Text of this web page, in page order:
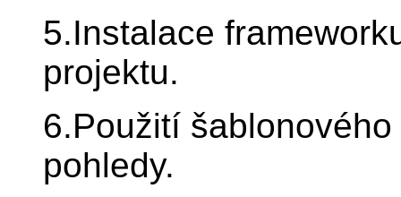
5.Instalace
projektu.
6.Použití
pohledy.